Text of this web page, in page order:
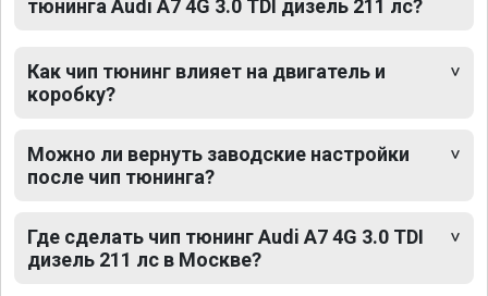
тюнинга Audi A7 4G 3.0 TDI дизель 211 лс?
Как чип тюнинг влияет на двигатель и
коробку?
Можно ли вернуть заводские настройки
после чип тюнинга?
Где сделать чип тюнинг Audi A7 4G 3.0 TDI
дизель 211 лс в Москве?